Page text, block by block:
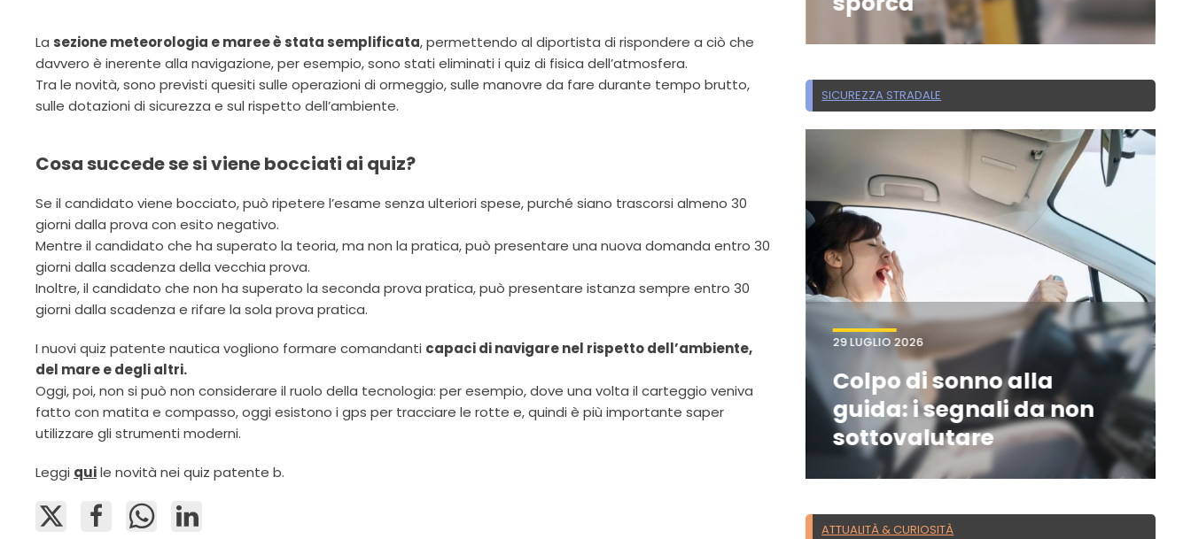
La sezione meteorologia e maree è stata semplificata, permettendo al diportista di rispondere a ciò che
davvero è inerente alla navigazione, per esempio, sono stati eliminati i quiz di fisica dell’atmosfera.
Tra le novità, sono previsti quesiti sulle operazioni di ormeggio, sulle manovre da fare durante tempo brutto,
sulle dotazioni di sicurezza e sul rispetto dell’ambiente.
Cosa succede se si viene bocciati ai quiz?
Se il candidato viene bocciato, può ripetere l’esame senza ulteriori spese, purché siano trascorsi almeno 30
giorni dalla prova con esito negativo.
Mentre il candidato che ha superato la teoria, ma non la pratica, può presentare una nuova domanda entro 30
giorni dalla scadenza della vecchia prova.
Inoltre, il candidato che non ha superato la seconda prova pratica, può presentare istanza sempre entro 30
giorni dalla scadenza e rifare la sola prova pratica.
I nuovi quiz patente nautica vogliono formare comandanti capaci di navigare nel rispetto dell’ambiente,
del mare e degli altri.
Oggi, poi, non si può non considerare il ruolo della tecnologia: per esempio, dove una volta il carteggio veniva
fatto con matita e compasso, oggi esistono i gps per tracciare le rotte e, quindi è più importante saper
utilizzare gli strumenti moderni.
Leggi quile novità nei quiz patente b.
SICUREZZA STRADALE
29 LUGLIO 2026
Colpo di sonno alla
guida: i segnali da non
sottovalutare
ATTUALITÀ & CURIOSITÀ